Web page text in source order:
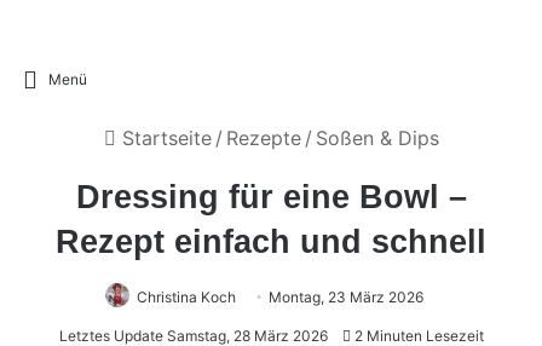
Menü
Startseite / Rezepte / Soßen & Dips
Dressing für eine Bowl –
Rezept einfach und schnell
Christina Koch Montag, 23 März 2026
Letztes Update Samstag, 28 März 2026 2 Minuten Lesezeit